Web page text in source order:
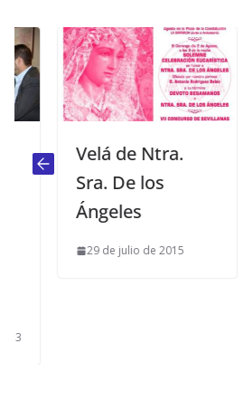
Velá de Ntra.
Sra. De los
Ángeles
29 de julio de 2015